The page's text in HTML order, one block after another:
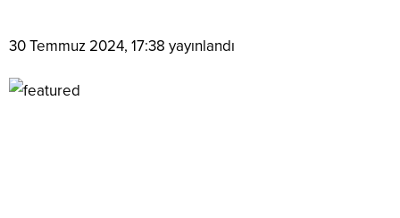
30 Temmuz 2024, 17:38 yayınlandı